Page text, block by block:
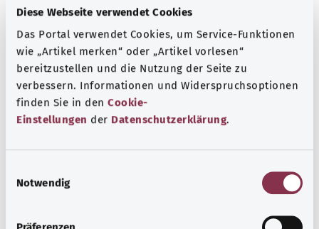
Diese Webseite verwendet Cookies
Das Portal verwendet Cookies, um Service-Funktionen
wie „Artikel merken“ oder „Artikel vorlesen“
bereitzustellen und die Nutzung der Seite zu
verbessern. Informationen und Widerspruchsoptionen
finden Sie in den Cookie-
Einstellungen der Datenschutzerklärung.
Notwendig